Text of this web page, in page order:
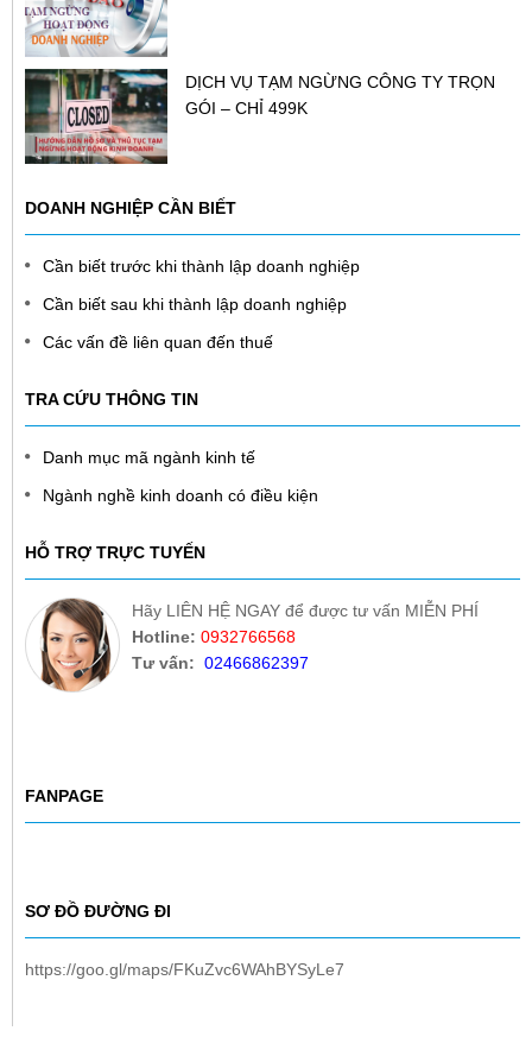
DỊCH VỤ TẠM NGỪNG CÔNG TY TRỌN
GÓI – CHỈ 499K
DOANH NGHIỆP CẦN BIẾT
Cần biết trước khi thành lập doanh nghiệp
Cần biết sau khi thành lập doanh nghiệp
Các vấn đề liên quan đến thuế
TRA CỨU THÔNG TIN
Danh mục mã ngành kinh tế
Ngành nghề kinh doanh có điều kiện
HỖ TRỢ TRỰC TUYẾN
Hãy LIÊN HỆ NGAY để được tư vấn MIỄN PHÍ
Hotline: 0932766568
Tư vấn: 02466862397
FANPAGE
SƠ ĐỒ ĐƯỜNG ĐI
https://goo.gl/maps/FKuZvc6WAhBYSyLe7